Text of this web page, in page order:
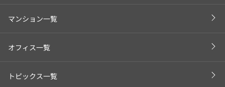
マンション一覧
オフィス一覧
トピックス一覧